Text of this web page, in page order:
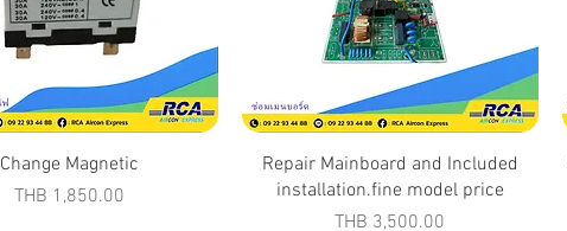
Change Magnetic
Price
THB 1,850.00
Repair Mainboard and Included
installation.fine model price
Price
THB 3,500.00